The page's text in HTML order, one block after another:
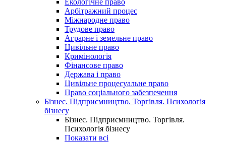
Екологічне право
Арбітражний процес
Міжнародне право
Трудове право
Аграрне і земельне право
Цивільне право
Кримінологія
Фінансове право
Держава і право
Цивільне процесуальне право
Право соціального забезпечення
Бізнес. Підприємництво. Торгівля. Психологія
бізнесу
Бізнес. Підприємництво. Торгівля.
Психологія бізнесу
Показати всі